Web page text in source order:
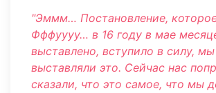
"Эммм… Постановление,
Фффуууу… в 16 году в мае
выставлено, вступило в силу,
выставляли это. Сейчас нас
сказали, что это самое, что мы